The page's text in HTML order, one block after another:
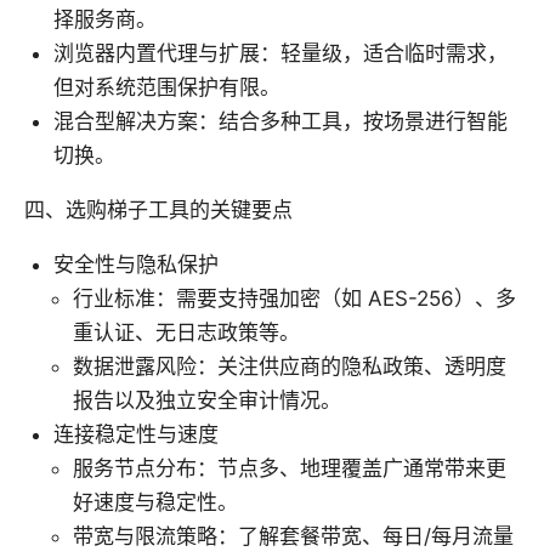
择服务商。
浏览器内置代理与扩展：轻量级，适合临时需求，
但对系统范围保护有限。
混合型解决方案：结合多种工具，按场景进行智能
切换。
四、选购梯子工具的关键要点
安全性与隐私保护
行业标准：需要支持强加密（如 AES-256）、多
重认证、无日志政策等。
数据泄露风险：关注供应商的隐私政策、透明度
报告以及独立安全审计情况。
连接稳定性与速度
服务节点分布：节点多、地理覆盖广通常带来更
好速度与稳定性。
带宽与限流策略：了解套餐带宽、每日/每月流量